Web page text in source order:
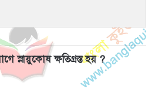
স্নায়ুকোষ ক্ষতিগ্রস্ত হয় ?